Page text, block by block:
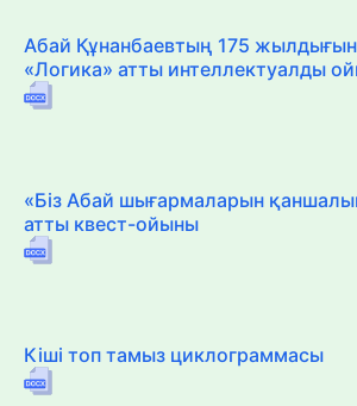
Абай Құнанбаевтың 175
«Логика» атты интеллектуалды
«Біз Абай шығармаларын
атты квест-ойыны
Кіші топ тамыз циклограммасы